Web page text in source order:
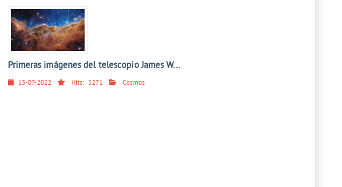
Primeras imágenes del telescopio James W...
13-07-2022 Hits: 5271 Cosmos